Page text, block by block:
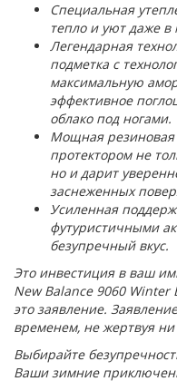
Специальная
тепло и уют даже
Легендарная
подметка с
максимальную
эффективное
облако под ногами.
Мощная
протектором не
но и дарит
заснеженных
Усиленная
футуристичными
безупречный вкус.
Это инвестиция в ваш
New Balance 9060 Winter
это заявление.
временем, не жертвуя
Выбирайте
Ваши зимние